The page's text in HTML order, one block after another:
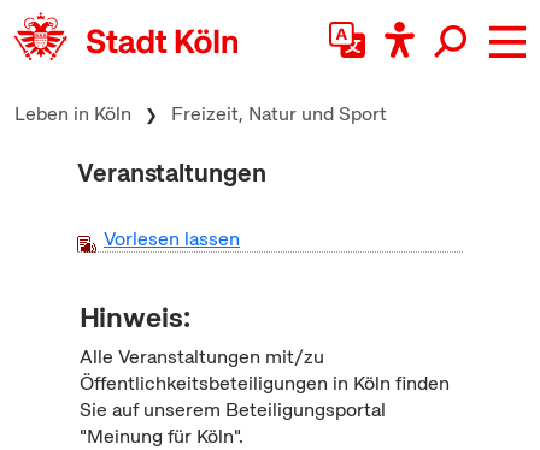
zum Inhalt springen
Leben in Köln Freizeit, Natur und Sport
Veranstaltungen
Vorlesen lassen
Hinweis:
Alle Veranstaltungen mit/zu
Öffentlichkeitsbeteiligungen in Köln finden
Sie auf unserem Beteiligungsportal
"Meinung für Köln".